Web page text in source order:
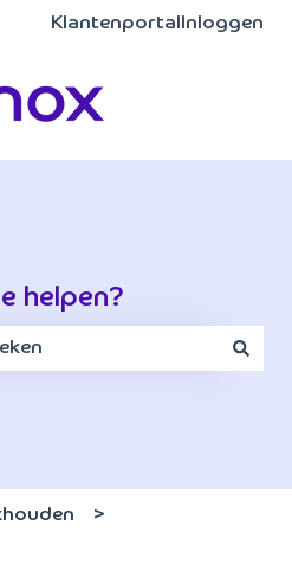
tonen voor vertalingen
Klantenportal Inloggen
helpen?